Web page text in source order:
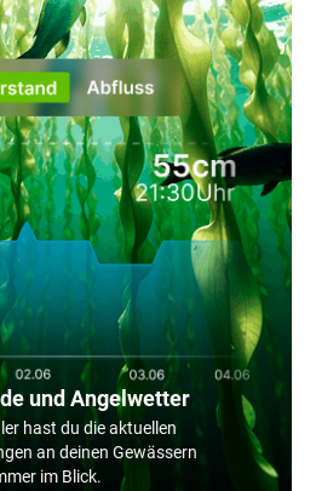
und Angelwetter
hast du die aktuellen
an deinen Gewässern
im Blick.